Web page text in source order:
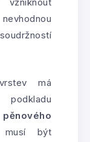
má
pěnového
být